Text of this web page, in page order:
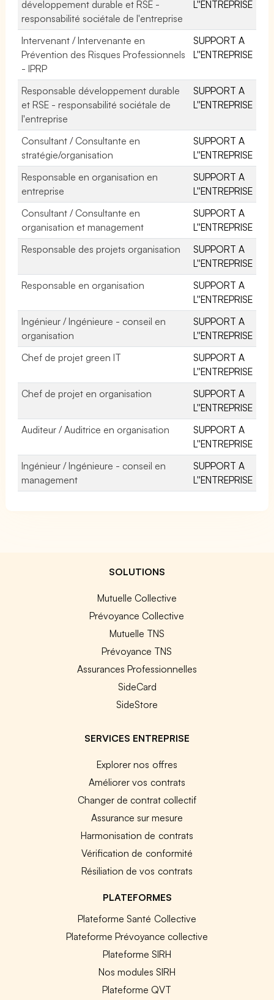
développement durable et RSE -
responsabilité sociétale de l'entreprise
L''ENTREPRISE
Intervenant / Intervenante en
Prévention des Risques Professionnels
- IPRP
SUPPORT A
L''ENTREPRISE
Responsable développement durable
et RSE - responsabilité sociétale de
l'entreprise
SUPPORT A
L''ENTREPRISE
Consultant / Consultante en
stratégie/organisation
SUPPORT A
L''ENTREPRISE
Responsable en organisation en
entreprise
SUPPORT A
L''ENTREPRISE
Consultant / Consultante en
organisation et management
SUPPORT A
L''ENTREPRISE
Responsable des projets organisation
SUPPORT A
L''ENTREPRISE
Responsable en organisation
SUPPORT A
L''ENTREPRISE
Ingénieur / Ingénieure - conseil en
organisation
SUPPORT A
L''ENTREPRISE
Chef de projet green IT
SUPPORT A
L''ENTREPRISE
Chef de projet en organisation
SUPPORT A
L''ENTREPRISE
Auditeur / Auditrice en organisation
SUPPORT A
L''ENTREPRISE
Ingénieur / Ingénieure - conseil en
management
SUPPORT A
L''ENTREPRISE
SOLUTIONS
Mutuelle Collective
Prévoyance Collective
Mutuelle TNS
Prévoyance TNS
Assurances Professionnelles
SideCard
SideStore
SERVICES ENTREPRISE
Explorer nos offres
Améliorer vos contrats
Changer de contrat collectif
Assurance sur mesure
Harmonisation de contrats
Vérification de conformité
Résiliation de vos contrats
PLATEFORMES
Plateforme Santé Collective
Plateforme Prévoyance collective
Plateforme SIRH
Nos modules SIRH
Plateforme QVT